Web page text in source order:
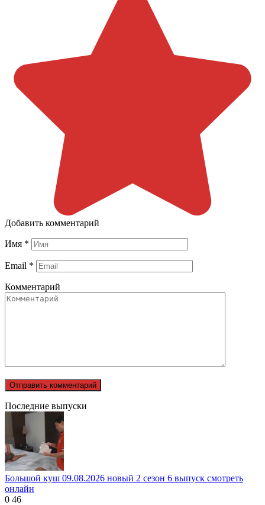
Добавить комментарий
Имя *
Email *
Комментарий
Последние выпуски
Большой куш 09.08.2026 новый 2 сезон 6 выпуск смотреть
онлайн
0 46